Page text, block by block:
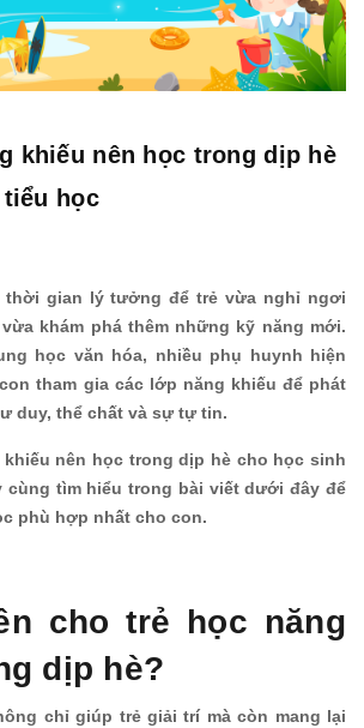
khiếu nên học trong dịp hè
học
thời gian lý tưởng để trẻ vừa nghỉ ngơi
khám phá thêm những kỹ năng mới.
học văn hóa, nhiều phụ huynh hiện
tham gia các lớp năng khiếu để phát
duy, thể chất và sự tự tin.
khiếu nên học trong dịp hè cho học sinh
cùng tìm hiểu trong bài viết dưới đây để
phù hợp nhất cho con.
cho trẻ học năng
dịp hè?
chỉ giúp trẻ giải trí mà còn mang lại